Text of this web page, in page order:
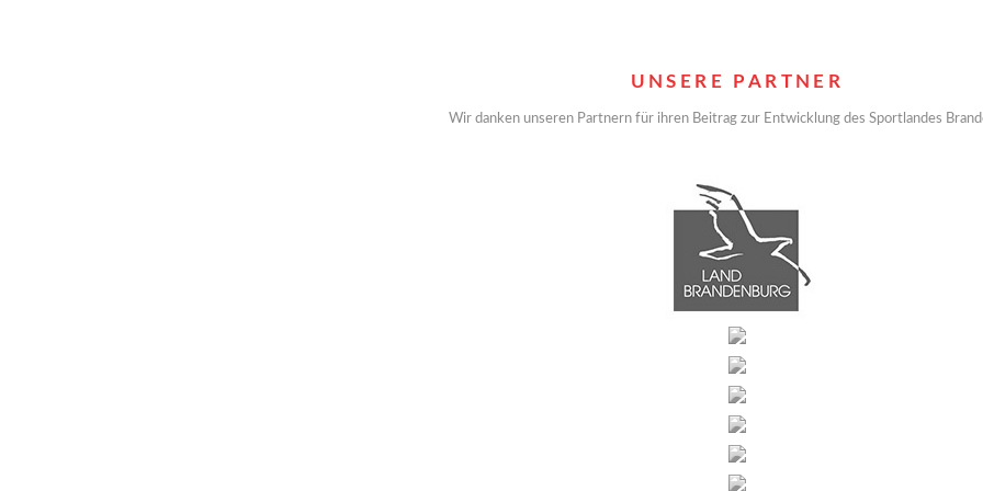
UNSERE PARTNER
Wir danken unseren Partnern für ihren Beitrag zur Entwicklung des Sportlandes